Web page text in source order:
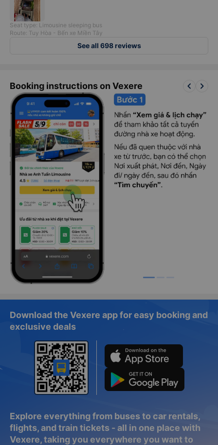
Seat type: Limousine sleeping bus
Route: Tuy Hòa - Bến xe Miền Tây
See all 698 reviews
Booking instructions on Vexere keyboard_arrow_left keyboard_arrow_right
Download the Vexere app for easy booking and
exclusive deals
Explore everything from buses to car rentals,
flights, and train tickets - all in one place with
Vexere, taking you everywhere you want to